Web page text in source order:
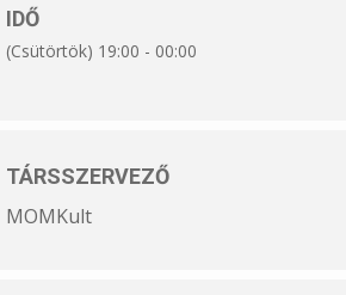
IDŐ
(Csütörtök) 19:00 - 00:00
TÁRSSZERVEZŐ
MOMKult